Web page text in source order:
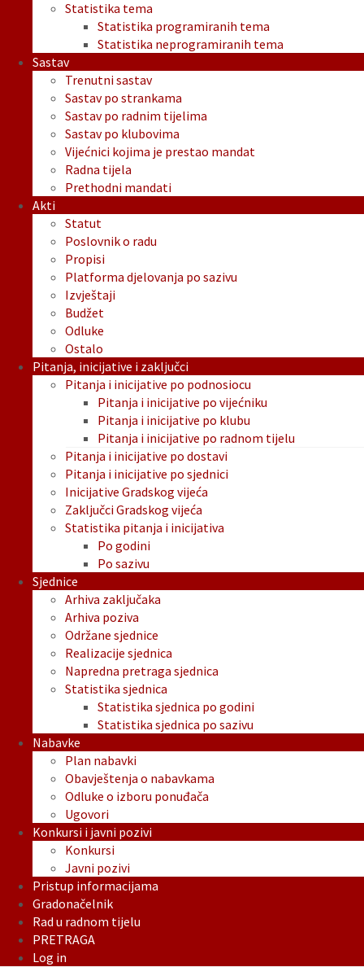
Statistika tema
Statistika programiranih tema
Statistika neprogramiranih tema
Sastav
Trenutni sastav
Sastav po strankama
Sastav po radnim tijelima
Sastav po klubovima
Vijećnici kojima je prestao mandat
Radna tijela
Prethodni mandati
Akti
Statut
Poslovnik o radu
Propisi
Platforma djelovanja po sazivu
Izvještaji
Budžet
Odluke
Ostalo
Pitanja, inicijative i zaključci
Pitanja i inicijative po podnosiocu
Pitanja i inicijative po vijećniku
Pitanja i inicijative po klubu
Pitanja i inicijative po radnom tijelu
Pitanja i inicijative po dostavi
Pitanja i inicijative po sjednici
Inicijative Gradskog vijeća
Zaključci Gradskog vijeća
Statistika pitanja i inicijativa
Po godini
Po sazivu
Sjednice
Arhiva zaključaka
Arhiva poziva
Održane sjednice
Realizacije sjednica
Napredna pretraga sjednica
Statistika sjednica
Statistika sjednica po godini
Statistika sjednica po sazivu
Nabavke
Plan nabavki
Obavještenja o nabavkama
Odluke o izboru ponuđača
Ugovori
Konkursi i javni pozivi
Konkursi
Javni pozivi
Pristup informacijama
Gradonačelnik
Rad u radnom tijelu
PRETRAGA
Log in